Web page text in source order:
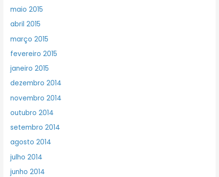
maio 2015
abril 2015
março 2015
fevereiro 2015
janeiro 2015
dezembro 2014
novembro 2014
outubro 2014
setembro 2014
agosto 2014
julho 2014
junho 2014